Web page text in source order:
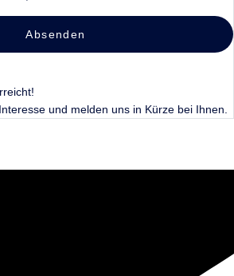
Absenden
und melden uns in Kürze bei Ihnen.